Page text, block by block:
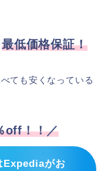
最低価格保証！
ても安くなっている
off！！／
Expediaがお